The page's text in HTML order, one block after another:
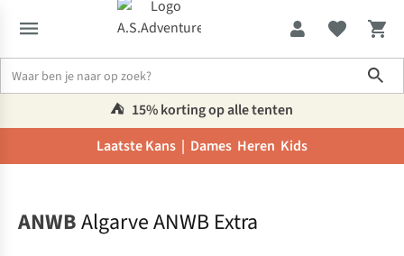
⛺️ 15% korting op alle tenten
Laatste Kans | Dames Heren Kids
ANWBAlgarve ANWB Extra